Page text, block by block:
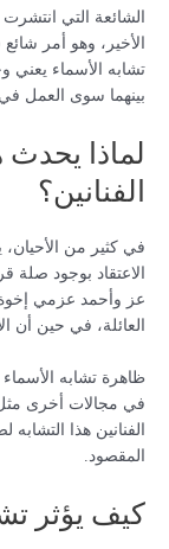
الشائعة التي
الأخير، وهو أمر
تشابه الأسماء يعني
بينهما سوى العمل
لماذا يحدث
الفنانين؟
في كثير من الأحيان،
الاعتقاد بوجود صلة
عز وأحمد عزمي
العائلة، في حين أن
ظاهرة تشابه
في مجالات أخرى
الفنانين هذا
المقصود.
كيف يؤثر